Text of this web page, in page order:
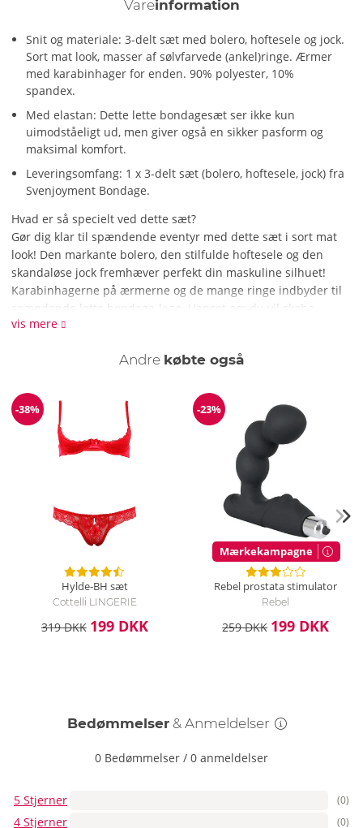
Vareinformation
Snit og materiale: 3-delt sæt med bolero, hoftesele og jock.
Sort mat look, masser af sølvfarvede (ankel)ringe. Ærmer
med karabinhager for enden. 90% polyester, 10%
spandex.
Med elastan: Dette lette bondagesæt ser ikke kun
uimodståeligt ud, men giver også en sikker pasform og
maksimal komfort.
Leveringsomfang: 1 x 3-delt sæt (bolero, hoftesele, jock) fra
Svenjoyment Bondage.
Hvad er så specielt ved dette sæt?
Gør dig klar til spændende eventyr med dette sæt i sort mat
look! Den markante bolero, den stilfulde hoftesele og den
skandaløse jock fremhæver perfekt din maskuline silhuet!
Karabinhagerne på ærmerne og de mange ringe indbyder til
spændende lette bondage-lege. Uanset om du vil skabe
spænding eller bare se cool ud – med dette sæt bliver du
Rengør bolero, hoftesele og jock med en skånsom håndvask
med et mildt rengøringsmiddel.
vis mere
Andre købte også
Rabat
-38%
Hylde-BH sæt
Cottelli LINGERIE
319 DKK 199 DKK
Mærkekampagne
Rabat
-23%
Rebel prostata stimulator
Rebel
259 DKK 199 DKK
Bedømmelser & Anmeldelser
0 Bedømmelser / 0 anmeldelser
5 Stjerner (0)
4 Stjerner (0)